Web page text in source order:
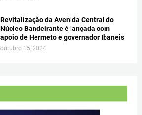
Revitalização da Avenida Central do
Núcleo Bandeirante é lançada com
apoio de Hermeto e governador Ibaneis
outubro 15, 2024